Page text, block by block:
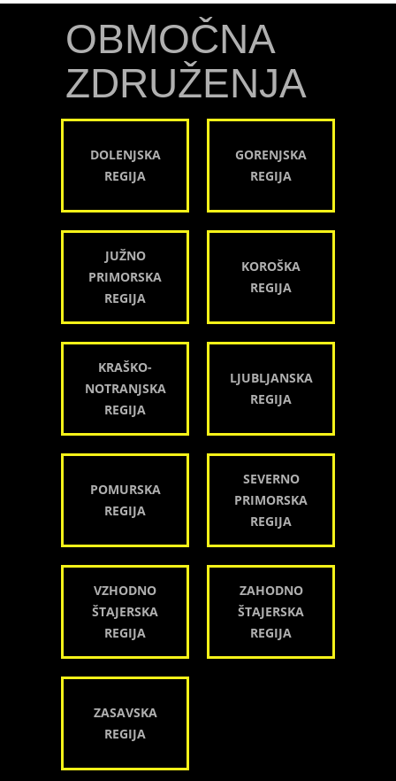
OBMOČNA
ZDRUŽENJA
DOLENJSKA
REGIJA
GORENJSKA
REGIJA
JUŽNO
PRIMORSKA
REGIJA
KOROŠKA
REGIJA
KRAŠKO-
NOTRANJSKA
REGIJA
LJUBLJANSKA
REGIJA
POMURSKA
REGIJA
SEVERNO
PRIMORSKA
REGIJA
VZHODNO
ŠTAJERSKA
REGIJA
ZAHODNO
ŠTAJERSKA
REGIJA
ZASAVSKA
REGIJA